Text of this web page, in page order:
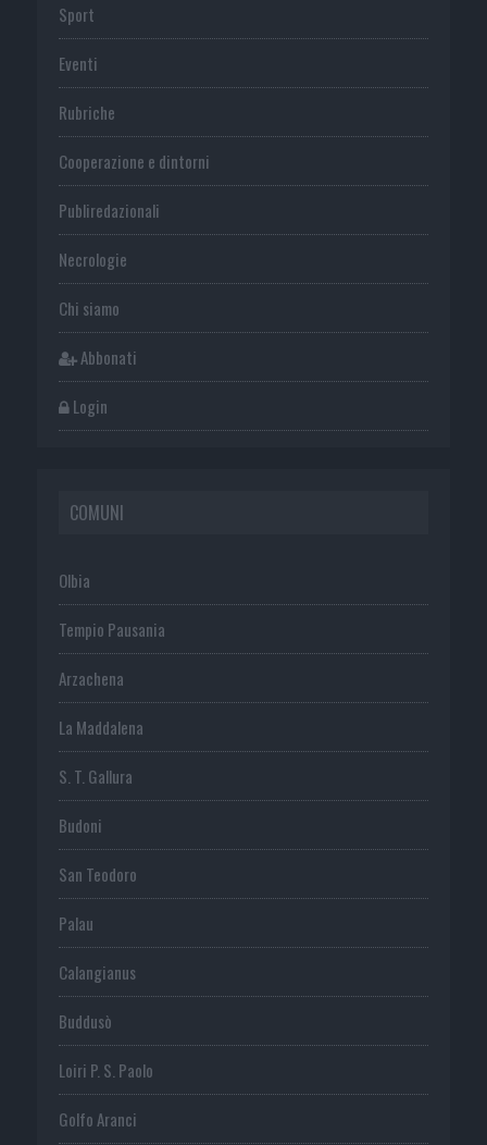
Sport
Eventi
Rubriche
Cooperazione e dintorni
Publiredazionali
Necrologie
Chi siamo
Abbonati
Login
COMUNI
Olbia
Tempio Pausania
Arzachena
La Maddalena
S. T. Gallura
Budoni
San Teodoro
Palau
Calangianus
Buddusò
Loiri P. S. Paolo
Golfo Aranci